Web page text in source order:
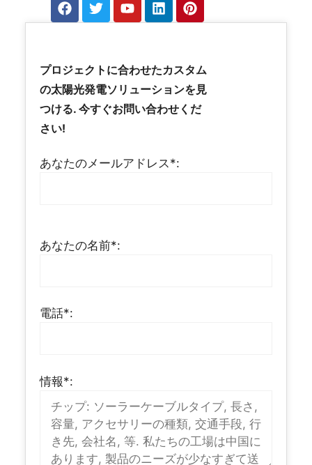
プロジェクトに合わせたカスタム
の太陽光発電ソリューションを見
つける. 今すぐお問い合わせくだ
さい!
あなたのメールアドレス*:
あなたの名前*:
電話*:
情報*: